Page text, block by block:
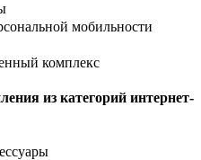
мобильности
комплекс
из категорий интернет-